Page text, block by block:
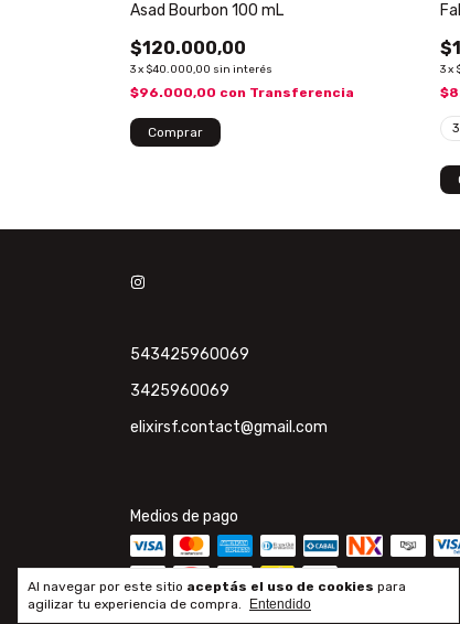
Al navegar por este sitio aceptás el uso de cookies para
agilizar tu experiencia de compra.
Entendido
Asad Bourbon 100 mL
$120.000,00
3x $40.000,00 sin interés
$96.000,00 con Transferencia
3x
543425960069
3425960069
elixirsf.contact@gmail.com
Medios de pago